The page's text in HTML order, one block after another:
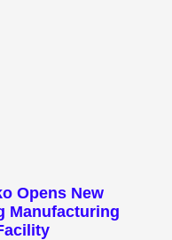
Opens New
Manufacturing